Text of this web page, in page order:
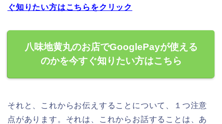
ぐ知りたい方はこちらをクリック
八味地黄丸のお店でGooglePayが使える
のかを今すぐ知りたい方はこちら
それと、これからお伝えすることについて、１つ注意
点があります。それは、これからお話することは、あ